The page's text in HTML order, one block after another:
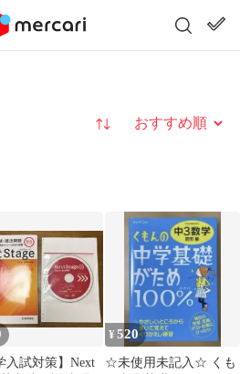
並び替え
入試対策】Next
¥520
☆未使用未記入☆ くも